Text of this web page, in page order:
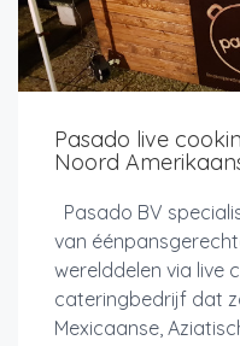
Pasado live
Noord
Pasado BV
van
werelddelen via live
cateringbedrijf dat
Mexicaanse,